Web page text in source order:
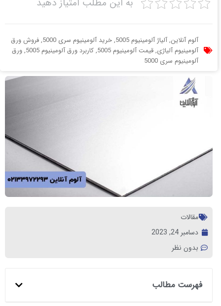
آلوم آنلاین,آلیاژ آلومینیوم 5005 ,خرید آلومینیوم سری 5000 ,فروش ورق
آلومینیوم آلیاژی,قیمت آلومینیوم 5005 ,کاربرد ورق آلومینیوم 5005 ,ورق
آلومینیوم سری 5000
مقالات
دسامبر 24, 2023
بدون نظر
فهرست مطالب